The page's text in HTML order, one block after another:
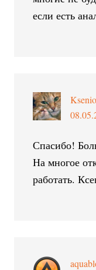
если есть
Ksenio
Спасибо!
На многое
работать.